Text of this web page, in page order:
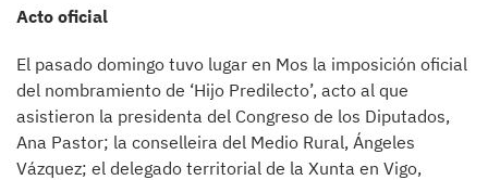
Acto oficial
El pasado domingo tuvo lugar en Mos la imposición oficial
del nombramiento de ‘Hijo Predilecto’, acto al que
asistieron la presidenta del Congreso de los Diputados,
Ana Pastor; la conselleira del Medio Rural, Ángeles
Vázquez; el delegado territorial de la Xunta en Vigo,